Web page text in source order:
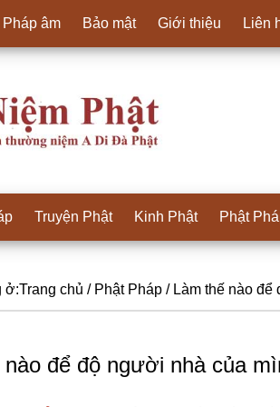
Pháp âm Bảo mật Giới thiệu Liên
Truyện Phật Kinh Phật Phật
ở:Trang chủ / Phật Pháp /Làm thế nào để
nào để độ người nhà của